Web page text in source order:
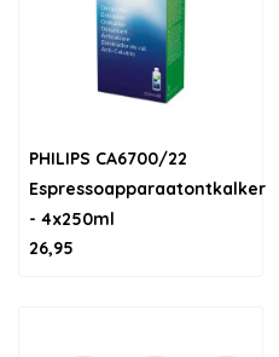
PHILIPS CA6700/22
Espressoapparaatontkalker
- 4x250ml
26,95